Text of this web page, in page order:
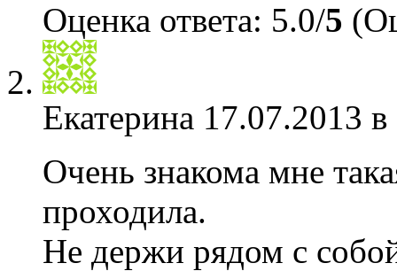
Оценка ответа: 5.0/5
Екатерина 17.07.2013
Очень знакома мне
проходила.
Не держи рядом с собой